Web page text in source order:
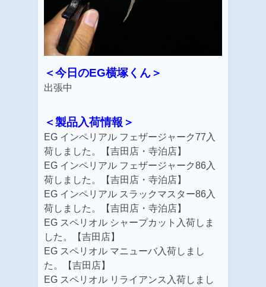
＜今日のEG横塚くん＞
出張中
＜製品入荷情報＞
EG インペリアル フェザージャーク77入
荷しました。【吉田店・寺泊店】
EG インペリアル フェザージャーク86入
荷しました。【吉田店・寺泊店】
EG インペリアル スラックマスター86入
荷しました。【吉田店・寺泊店】
EG スペリオル シャープカット入荷しま
した。【吉田店】
EG スペリオル マニューバ入荷しまし
た。【吉田店】
EG スペリオル リライアンス入荷しまし